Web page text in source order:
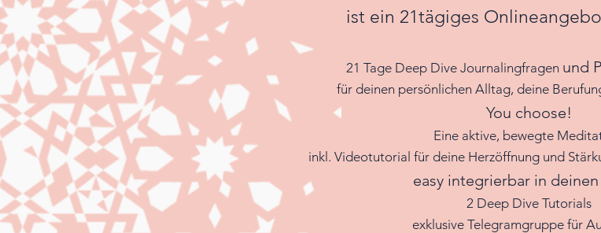
ist ein 21tägiges Onlineangeb
21 Tage Deep Dive Journalingfragen und
für deinen persönlichen Alltag, deine
You choose!
Eine aktive, bewegte
inkl. Videotutorial für deine Herzöffnung und
easy integrierbar in
2 Deep Dive Tutorials
exklusive Telegramgruppe für